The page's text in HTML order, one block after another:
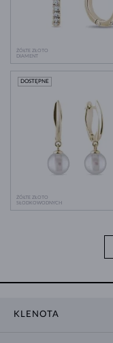
ŻÓŁTE ZŁOTO
DIAMENT
ŻÓŁTE ZŁOTO
SŁODKOWODNYCH
DOSTĘPNE
KLENOTA